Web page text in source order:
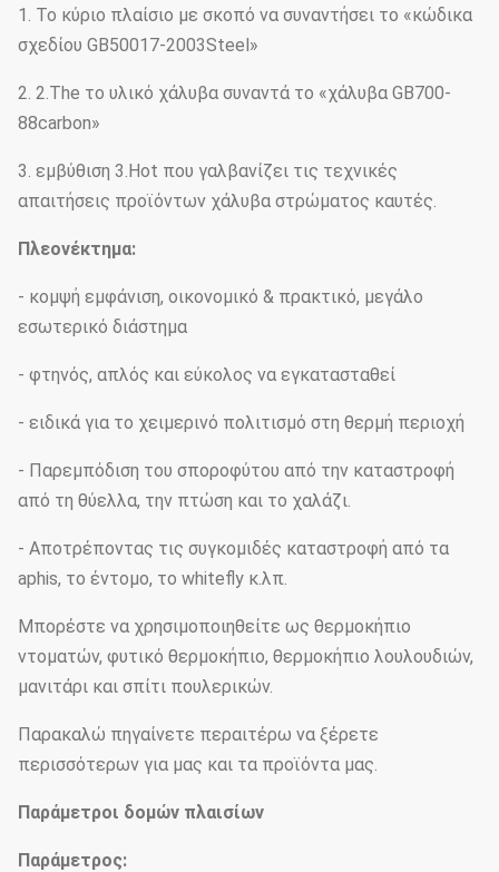
1. Το κύριο πλαίσιο με σκοπό να συναντήσει το «κώδικα
σχεδίου GB50017-2003Steel»
2. 2.The το υλικό χάλυβα συναντά το «χάλυβα GB700-
88carbon»
3. εμβύθιση 3.Hot που γαλβανίζει τις τεχνικές
απαιτήσεις προϊόντων χάλυβα στρώματος καυτές.
Πλεονέκτημα:
- κομψή εμφάνιση, οικονομικό & πρακτικό, μεγάλο
εσωτερικό διάστημα
- φτηνός, απλός και εύκολος να εγκατασταθεί
- ειδικά για το χειμερινό πολιτισμό στη θερμή περιοχή
- Παρεμπόδιση του σποροφύτου από την καταστροφή
από τη θύελλα, την πτώση και το χαλάζι.
- Αποτρέποντας τις συγκομιδές καταστροφή από τα
aphis, το έντομο, το whitefly κ.λπ.
Μπορέστε να χρησιμοποιηθείτε ως θερμοκήπιο
ντοματών, φυτικό θερμοκήπιο, θερμοκήπιο λουλουδιών,
μανιτάρι και σπίτι πουλερικών.
Παρακαλώ πηγαίνετε περαιτέρω να ξέρετε
περισσότερων για μας και τα προϊόντα μας.
Παράμετροι δομών πλαισίων
Παράμετρος: